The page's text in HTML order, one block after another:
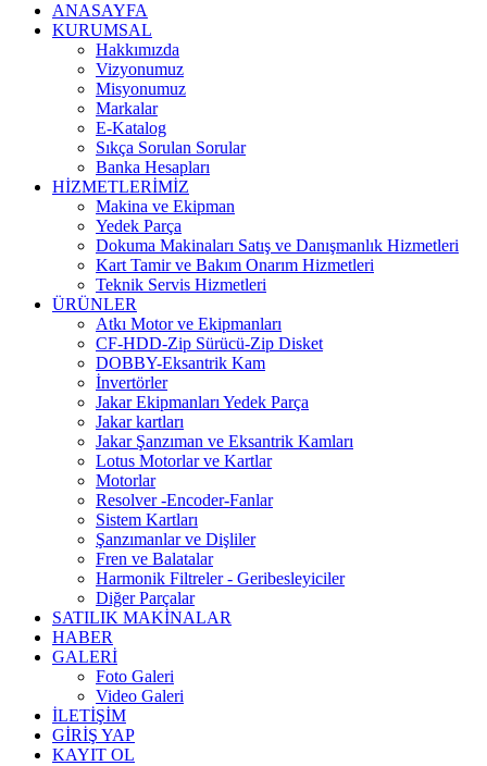
ANASAYFA
KURUMSAL
Hakkımızda
Vizyonumuz
Misyonumuz
Markalar
E-Katalog
Sıkça Sorulan Sorular
Banka Hesapları
HİZMETLERİMİZ
Makina ve Ekipman
Yedek Parça
Dokuma Makinaları Satış ve Danışmanlık Hizmetleri
Kart Tamir ve Bakım Onarım Hizmetleri
Teknik Servis Hizmetleri
ÜRÜNLER
Atkı Motor ve Ekipmanları
CF-HDD-Zip Sürücü-Zip Disket
DOBBY-Eksantrik Kam
İnvertörler
Jakar Ekipmanları Yedek Parça
Jakar kartları
Jakar Şanzıman ve Eksantrik Kamları
Lotus Motorlar ve Kartlar
Motorlar
Resolver -Encoder-Fanlar
Sistem Kartları
Şanzımanlar ve Dişliler
Fren ve Balatalar
Harmonik Filtreler - Geribesleyiciler
Diğer Parçalar
SATILIK MAKİNALAR
HABER
GALERİ
Foto Galeri
Video Galeri
İLETİŞİM
GİRİŞ YAP
KAYIT OL